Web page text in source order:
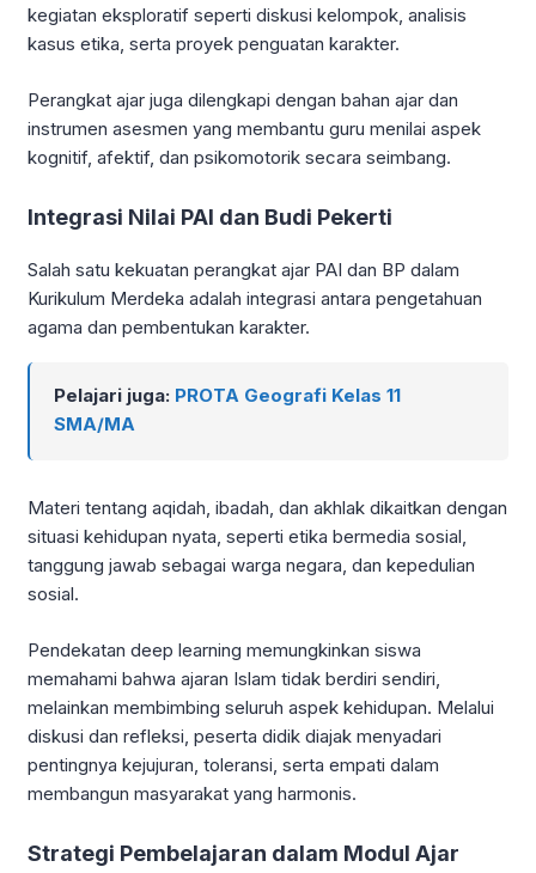
kegiatan eksploratif seperti diskusi kelompok, analisis
kasus etika, serta proyek penguatan karakter.
Perangkat ajar juga dilengkapi dengan bahan ajar dan
instrumen asesmen yang membantu guru menilai aspek
kognitif, afektif, dan psikomotorik secara seimbang.
Integrasi Nilai PAI dan Budi Pekerti
Salah satu kekuatan perangkat ajar PAI dan BP dalam
Kurikulum Merdeka adalah integrasi antara pengetahuan
agama dan pembentukan karakter.
Pelajari juga: PROTA Geografi Kelas 11
SMA/MA
Materi tentang aqidah, ibadah, dan akhlak dikaitkan dengan
situasi kehidupan nyata, seperti etika bermedia sosial,
tanggung jawab sebagai warga negara, dan kepedulian
sosial.
Pendekatan deep learning memungkinkan siswa
memahami bahwa ajaran Islam tidak berdiri sendiri,
melainkan membimbing seluruh aspek kehidupan. Melalui
diskusi dan refleksi, peserta didik diajak menyadari
pentingnya kejujuran, toleransi, serta empati dalam
membangun masyarakat yang harmonis.
Strategi Pembelajaran dalam Modul Ajar